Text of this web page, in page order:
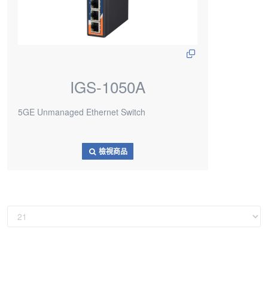
IGS-1050A
5GE Unmanaged Ethernet Switch
檢視商品